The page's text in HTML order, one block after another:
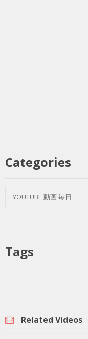
Categories
YOUTUBE 動画 毎日
Tags
Related Videos